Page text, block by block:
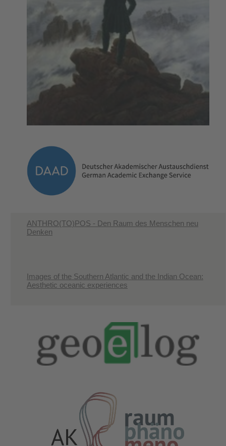
ANTHRO(TO)POS - Den Raum des Menschen neu
Denken
Images of the Southern Atlantic and the Indian Ocean:
Aesthetic oceanic experiences